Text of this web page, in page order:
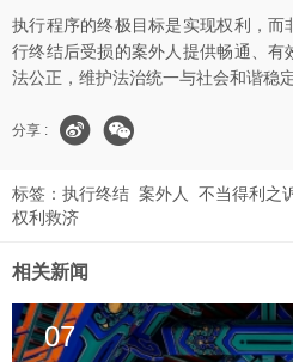
执行程序的终极目标是实现权利，而
行终结后受损的案外人提供畅通、有
法公正，维护法治统一与社会和谐稳定
分享 :
标签： 执行终结 案外人
不当得利之
权利救济
相关新闻
07